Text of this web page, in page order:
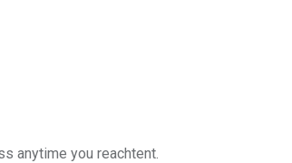
anytime you reachtent.